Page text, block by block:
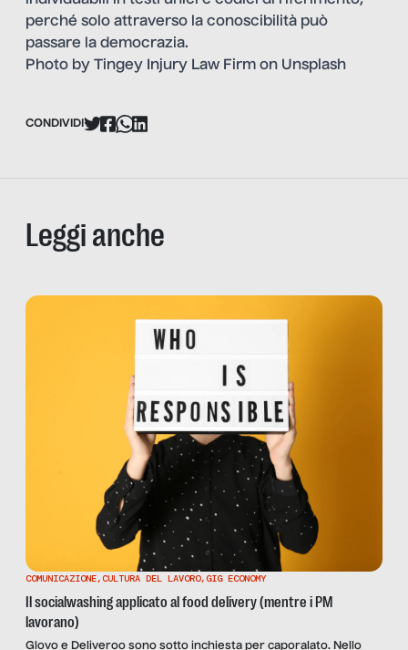
perché solo attraverso la conoscibilità può
passare la democrazia.
Photo by Tingey Injury Law Firm on Unsplash
CONDIVIDI
Leggi anche
COMUNICAZIONE,CULTURA DEL LAVORO,GIG ECONOMY
Il socialwashing applicato al food delivery (mentre i PM
lavorano)
Glovo e Deliveroo sono sotto inchiesta per caporalato. Nello